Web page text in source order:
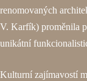
renomovaných
V. Karfík) proměnila
unikátní
Kulturní zajímavostí